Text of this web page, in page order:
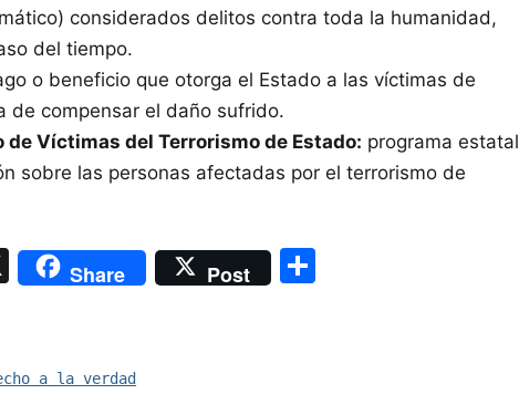
considerados delitos contra toda la humanidad,
del tiempo.
o beneficio que otorga el Estado a las víctimas de
de compensar el daño sufrido.
de Víctimas del Terrorismo de Estado: programa estatal
sobre las personas afectadas por el terrorismo de
X Share Post
a la verdad